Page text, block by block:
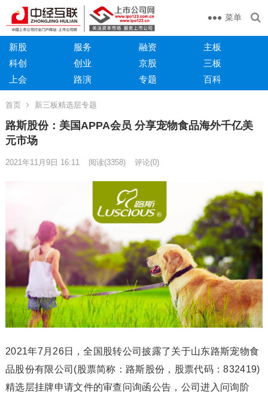
菜单
新股 服务 融资
主板
科创
创业 京股
三板
上会
路演 专题 百科
首页 新三板精选层专题
路斯股份：美国APPA会员 分享宠物食品海外千亿美
元市场
2021年11月9日 16:11 阅读(3358) 评论(0)
2021年7月26日，全国股转公司披露了关于山东路斯宠物食
品股份有限公司(股票简称：路斯股份，股票代码：832419)
精选层挂牌申请文件的审查问询函公告，公司进入问询阶